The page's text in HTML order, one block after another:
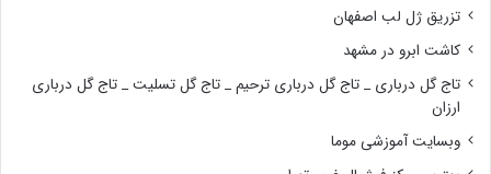
تزریق ژل لب اصفهان
کاشت ابرو در مشهد
تاج گل درباری _ تاج گل درباری ترحیم _ تاج گل تسلیت _ تاج گل درباری
ارزان
وبسایت آموزشی موما